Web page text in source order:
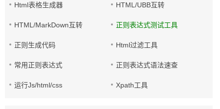
Html表格生成器 HTML/UBB互转
HTML/MarkDown互转 正则表达式测试工具
正则生成代码 Html过滤工具
常用正则表达式 正则表达式语法速查
运行Js/html/css Xpath工具